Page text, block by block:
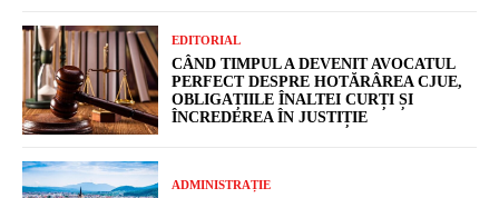
EDITORIAL
CÂND TIMPUL A DEVENIT AVOCATUL
PERFECT DESPRE HOTĂRÂREA CJUE,
OBLIGAȚIILE ÎNALTEI CURȚI ȘI
ÎNCREDEREA ÎN JUSTIȚIE
ADMINISTRAȚIE